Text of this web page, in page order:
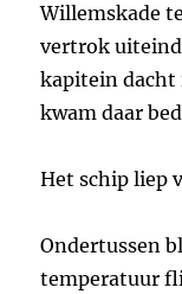
Willemskade
vertrok
kapitein dacht
kwam daar
Het schip liep
Ondertussen
temperatuur